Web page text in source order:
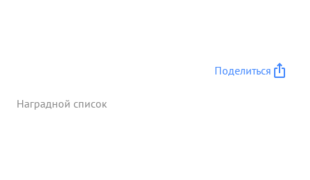
Весьма опытный, храбрий и боевой офицер.
родился ВОЙНА 1-й СТЕПЕНИ". ...»
Поделиться
Наградной список